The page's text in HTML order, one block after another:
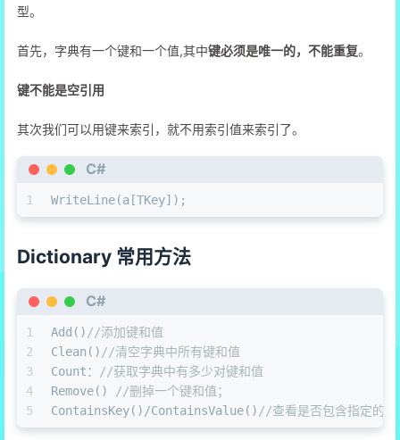
22
24
26
         Console.ReadKey();
   }
型。
首先，字典有一个键和一个值,其中键必须是唯一的，不能重复。
键不能是空引用
其次我们可以用键来索引，就不用索引值来索引了。
C#
1 WriteLine(a[TKey]);
Dictionary 常用方法
C#
1
2
3
4
5
Add() //添加键和值
Clean() //清空字典中所有键和值
Count：
//获取字典中有多少对键和值
Remove()
//删掉一个键和值；
ContainsKey()/ContainsValue() //查看是否包含指定的